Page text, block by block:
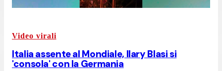
Video virali
Italia assente al Mondiale, Ilary Blasi si
'consola' con la Germania